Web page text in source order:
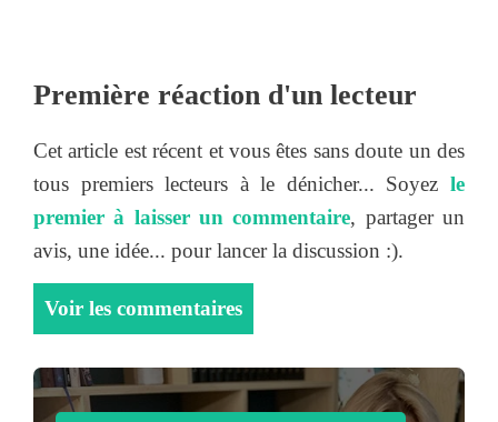
Première réaction d'un lecteur
Cet article est récent et vous êtes sans doute un des
tous premiers lecteurs à le dénicher... Soyez le
premier à laisser un commentaire, partager un
avis, une idée... pour lancer la discussion :).
Voir les commentaires